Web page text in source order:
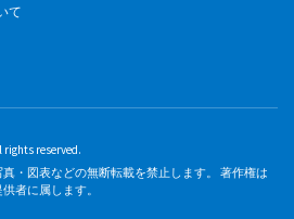
て
reserved.
・図表などの無断転載を禁止します。 著作権は
者に属します。